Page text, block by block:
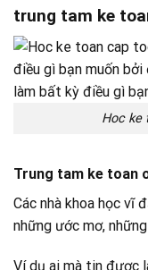
trung tam ke
Hoc ke
Trung tam ke toan
Các nhà khoa học vĩ
những ước mơ,
Ví dụ ai mà tin được